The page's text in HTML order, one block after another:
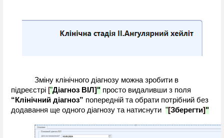
Зміну клінічного діагнозу можна зробити в
підреєстрі ["Діагноз ВІЛ]"
“Клінічний діагноз” попередній та обрати потрібний без
додавання ще одного діагнозу та натиснути "[Зберегти]"